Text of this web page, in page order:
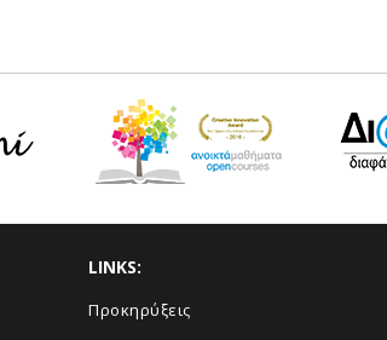
LINKS:
Προκηρύξεις